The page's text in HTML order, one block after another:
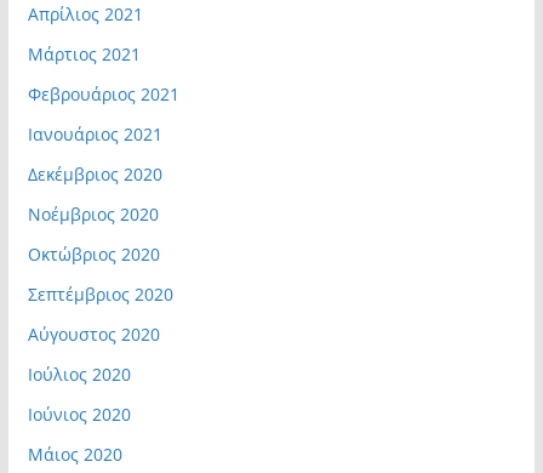
Απρίλιος 2021
Μάρτιος 2021
Φεβρουάριος 2021
Ιανουάριος 2021
Δεκέμβριος 2020
Νοέμβριος 2020
Οκτώβριος 2020
Σεπτέμβριος 2020
Αύγουστος 2020
Ιούλιος 2020
Ιούνιος 2020
Μάιος 2020